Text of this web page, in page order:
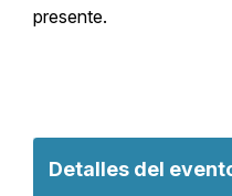
presente.
Detalles del